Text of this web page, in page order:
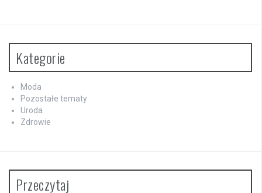
Kategorie
Moda
Pozostałe tematy
Uroda
Zdrowie
Przeczytaj